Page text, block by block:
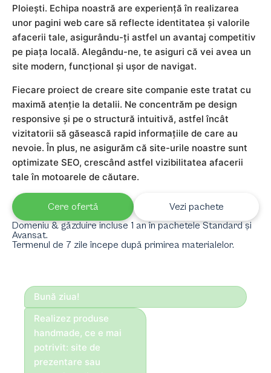
Bună ziua!
Realizez produse
handmade, ce e mai
potrivit: site de
prezentare sau
Ploiești. Echipa noastră are experiență în realizarea
unor pagini web care să reflecte identitatea și valorile
afacerii tale, asigurându-ți astfel un avantaj competitiv
pe piața locală. Alegându-ne, te asiguri că vei avea un
site modern, funcțional și ușor de navigat.
Fiecare proiect de creare site companie este tratat cu
maximă atenție la detalii. Ne concentrăm pe design
responsive și pe o structură intuitivă, astfel încât
vizitatorii să găsească rapid informațiile de care au
nevoie. În plus, ne asigurăm că site-urile noastre sunt
optimizate SEO, crescând astfel vizibilitatea afacerii
tale în motoarele de căutare.
Cere ofertă
Vezi pachete
Domeniu & găzduire incluse 1 an în pachetele Standard și
Avansat.
Termenul de 7 zile începe după primirea materialelor.